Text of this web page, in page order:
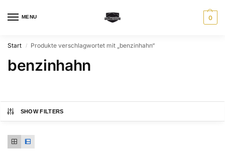
MENU 0
Start / Produkte verschlagwortet mit „benzinhahn“
benzinhahn
SHOW FILTERS